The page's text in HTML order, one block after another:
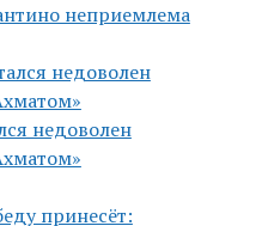
неприемлема
недоволен